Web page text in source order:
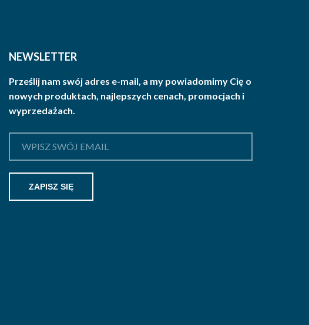
NEWSLETTER
Prześlij nam swój adres e-mail, a my powiadomimy Cię o
nowych produktach, najlepszych cenach, promocjach i
wyprzedażach.